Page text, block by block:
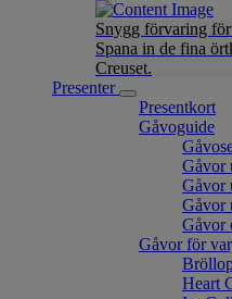
Snygg förvaring
Spana in de fina
Creuset.
Presenter
Presentkort
Gåvoguide
Gåvor
Gåvor
Gåvor
Gåvor
Gåvor för
Heart